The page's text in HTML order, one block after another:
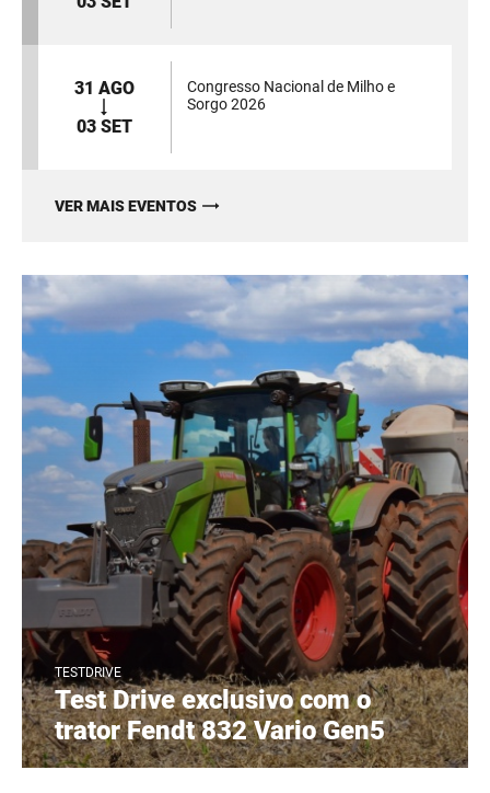
31 AGO
03 SET
Congresso Nacional de Milho e
Sorgo 2026
VER MAIS EVENTOS
TESTDRIVE
Test Drive exclusivo com o
trator Fendt 832 Vario Gen5